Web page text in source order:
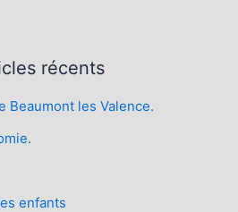
récents
Beaumont les Valence.
enfants